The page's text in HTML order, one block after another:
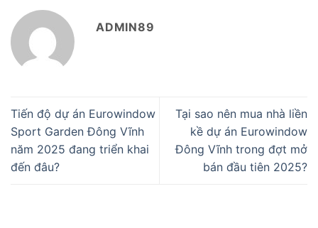
ADMIN89
Tiến độ dự án Eurowindow
Sport Garden Đông Vĩnh
năm 2025 đang triển khai
đến đâu?
Tại sao nên mua nhà liền
kề dự án Eurowindow
Đông Vĩnh trong đợt mở
bán đầu tiên 2025?